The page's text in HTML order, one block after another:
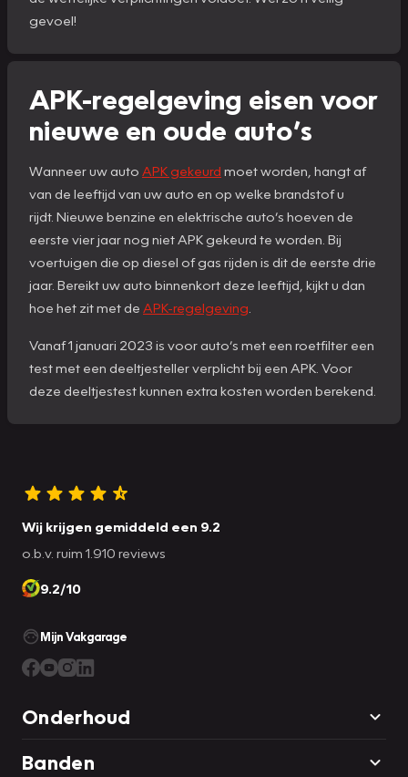
gevoel!
APK-regelgeving eisen voor
nieuwe en oude auto’s
Wanneer uw auto APK gekeurd moet worden, hangt af
van de leeftijd van uw auto en op welke brandstof u
rijdt. Nieuwe benzine en elektrische auto’s hoeven de
eerste vier jaar nog niet APK gekeurd te worden. Bij
voertuigen die op diesel of gas rijden is dit de eerste drie
jaar. Bereikt uw auto binnenkort deze leeftijd, kijkt u dan
hoe het zit met de APK-regelgeving
Vanaf 1 januari 2023 is voor auto’s met een roetfilter een
test met een deeltjesteller verplicht bij een APK. Voor
deze deeltjestest kunnen extra kosten worden berekend.
Wij krijgen gemiddeld een 9.2
o.b.v. ruim 1.910 reviews
9.2/10
Mijn Vakgarage
Onderhoud
Banden